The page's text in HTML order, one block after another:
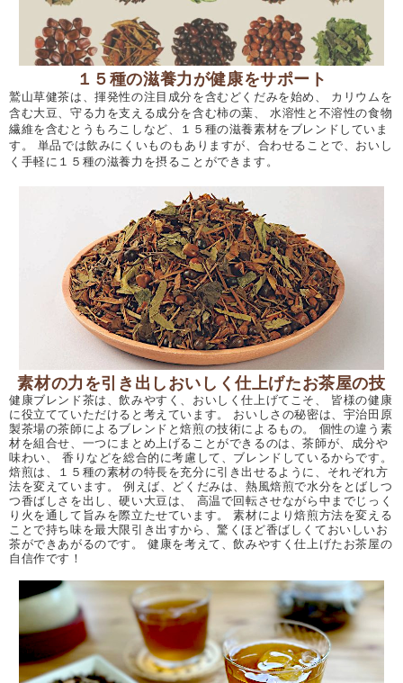
１５種の滋養力が健康をサポート
鷲山草健茶は、揮発性の注目成分を含むどくだみを始め、 カリウムを
含む大豆、守る力を支える成分を含む柿の葉、 水溶性と不溶性の食物
繊維を含むとうもろこしなど、１５種の滋養素材をブレンドしていま
す。 単品では飲みにくいものもありますが、合わせることで、おいし
く手軽に１５種の滋養力を摂ることができます。
素材の力を引き出しおいしく仕上げたお茶屋の技
健康ブレンド茶は、飲みやすく、おいしく仕上げてこそ、 皆様の健康
に役立てていただけると考えています。 おいしさの秘密は、宇治田原
製茶場の茶師によるブレンドと焙煎の技術によるもの。 個性の違う素
材を組合せ、一つにまとめ上げることができるのは、茶師が、成分や
味わい、 香りなどを総合的に考慮して、ブレンドしているからです。
焙煎は、１５種の素材の特長を充分に引き出せるように、それぞれ方
法を変えています。 例えば、どくだみは、熱風焙煎で水分をとばしつ
つ香ばしさを出し、硬い大豆は、 高温で回転させながら中までじっく
り火を通して旨みを際立たせています。 素材により焙煎方法を変える
ことで持ち味を最大限引き出すから、驚くほど香ばしくておいしいお
茶ができあがるのです。 健康を考えて、飲みやすく仕上げたお茶屋の
自信作です！